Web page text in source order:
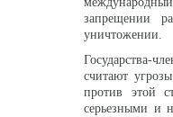
запрещении
уничтожении.
Государства-
считают
против этой
серьезными и